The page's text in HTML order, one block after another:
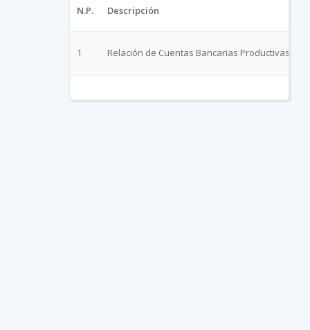
N.P. Descripción
1 Relación de Cuentas Bancarias Productivas